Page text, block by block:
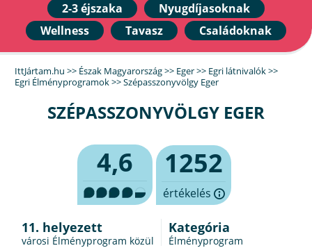
2-3 éjszaka
Nyugdíjasoknak
Wellness
Tavasz Családoknak
IttJártam.hu >> Észak Magyarország>> Eger>> Egri látnivalók>>
Egri Élményprogramok>>Szépasszonyvölgy Eger
SZÉPASSZONYVÖLGY EGER
4,6 1252
értékelés
11. helyezett
városi Élményprogram közül
Kategória
Élményprogram